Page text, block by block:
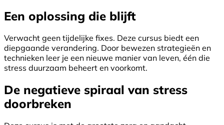
Een oplossing die blijft
Verwacht geen tijdelijke fixes. Deze cursus biedt een
diepgaande verandering. Door bewezen strategieën en
technieken leer je een nieuwe manier van leven, één die
stress duurzaam beheert en voorkomt.
De negatieve spiraal van stress
doorbreken